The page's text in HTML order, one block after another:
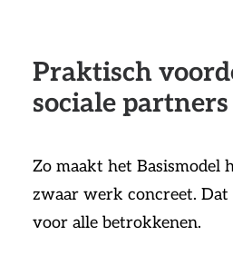
Praktisch
sociale partners
Zo maakt het Basismodel
zwaar werk concreet.
voor alle betrokkenen.